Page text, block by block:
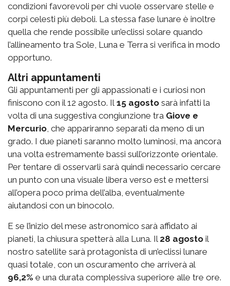
condizioni favorevoli per chi vuole osservare stelle e
corpi celesti più deboli. La stessa fase lunare è inoltre
quella che rende possibile un’eclissi solare quando
l’allineamento tra Sole, Luna e Terra si verifica in modo
opportuno.
Altri appuntamenti
Gli appuntamenti per gli appassionati e i curiosi non
finiscono con il 12 agosto. Il 15 agosto sarà infatti la
volta di una suggestiva congiunzione tra Giove e
Mercurio , che appariranno separati da meno di un
grado. I due pianeti saranno molto luminosi, ma ancora
una volta estremamente bassi sull’orizzonte orientale.
Per tentare di osservarli sarà quindi necessario cercare
un punto con una visuale libera verso est e mettersi
all’opera poco prima dell’alba, eventualmente
aiutandosi con un binocolo.
E se l’inizio del mese astronomico sarà affidato ai
pianeti, la chiusura spetterà alla Luna. Il 28 agosto il
nostro satellite sarà protagonista di un’eclissi lunare
quasi totale, con un oscuramento che arriverà al
96,2% e una durata complessiva superiore alle tre ore.